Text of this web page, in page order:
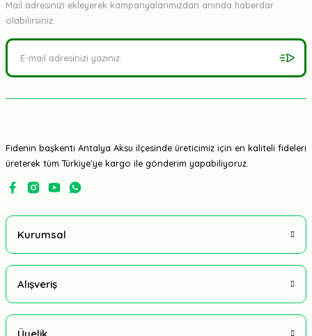
Mail adresinizi ekleyerek kampanyalarımızdan anında haberdar
olabilirsiniz.
Fidenin başkenti Antalya Aksu ilçesinde üreticimiz için en kaliteli fideleri
üreterek tüm Türkiye'ye kargo ile gönderim yapabiliyoruz.
Kurumsal
Alışveriş